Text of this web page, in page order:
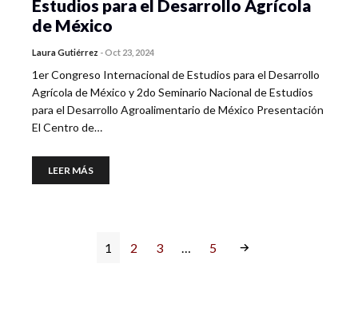
Estudios para el Desarrollo Agrícola
de México
Laura Gutiérrez -Oct 23, 2024
1er Congreso Internacional de Estudios para el Desarrollo
Agrícola de México y 2do Seminario Nacional de Estudios
para el Desarrollo Agroalimentario de México Presentación
El Centro de…
LEER MÁS
1 2 3 … 5